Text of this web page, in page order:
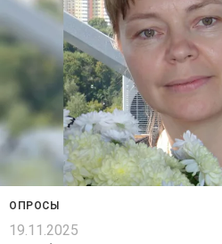
ОПРОСЫ
19.11.2025